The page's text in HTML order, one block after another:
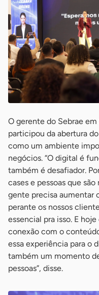
O gerente do Sebrae em
participou da abertura
como um ambiente
negócios. “O digital é
também é desafiador.
cases e pessoas que
gente precisa aumentar
perante os nossos
essencial pra isso. E
conexão com o
essa experiência para o
também um momento
pessoas”, disse.